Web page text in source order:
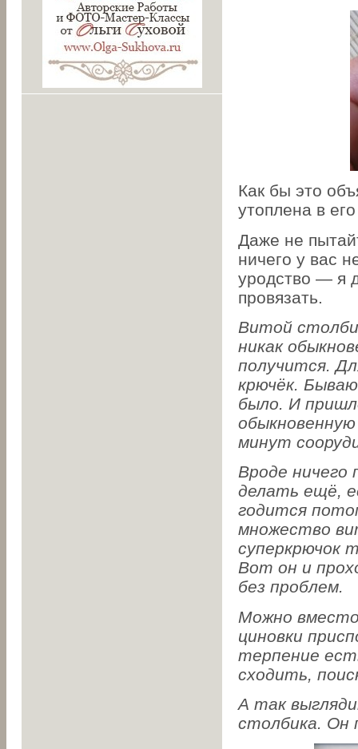
Как бы это
утоплена в
Даже не
ничего у вас
уродство — я
провязать.
Витой
никак
получится.
крючёк.
было. И
минут
Вроде
делать ещё,
годится
множество
суперкрючок
Вот он и
без проблем.
Можно
циновки
терпение
сходить,
А так
столбика. Он